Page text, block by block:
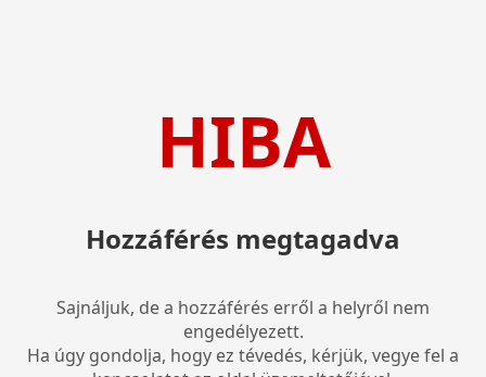
HIBA
Hozzáférés megtagadva
Sajnáljuk, de a hozzáférés erről a helyről nem
engedélyezett.
Ha úgy gondolja, hogy ez tévedés, kérjük, vegye fel a